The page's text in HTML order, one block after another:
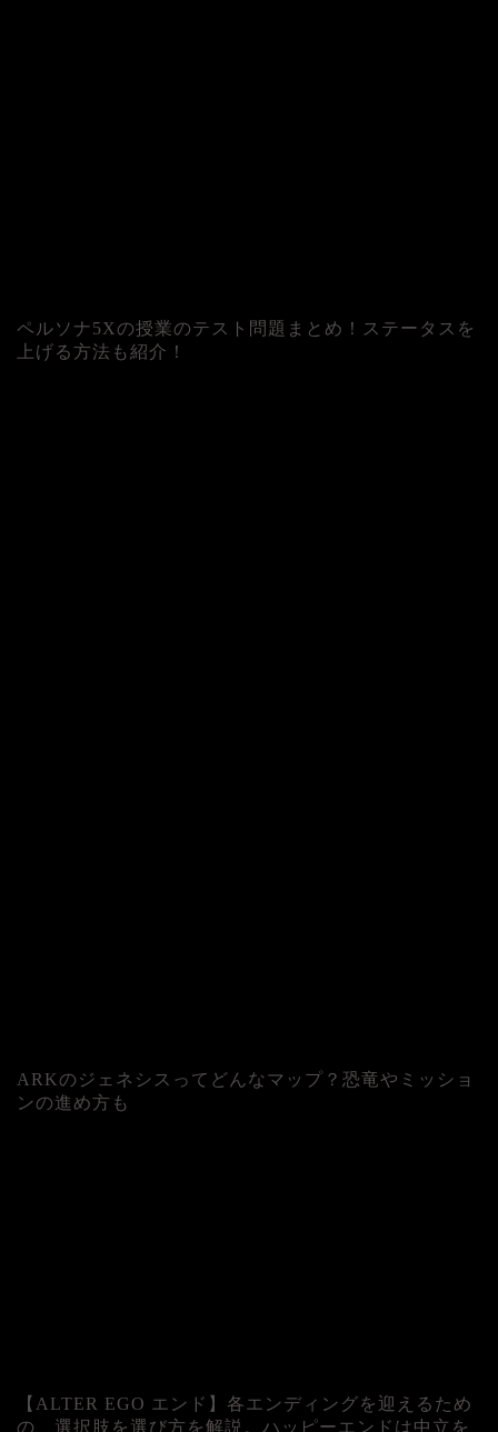
ペルソナ5Xの授業のテスト問題まとめ！ステータスを
上げる方法も紹介！
ARKのジェネシスってどんなマップ？恐竜やミッショ
ンの進め方も
【ALTER EGO エンド】各エンディングを迎えるため
の、選択肢を選び方を解説。ハッピーエンドは中立を